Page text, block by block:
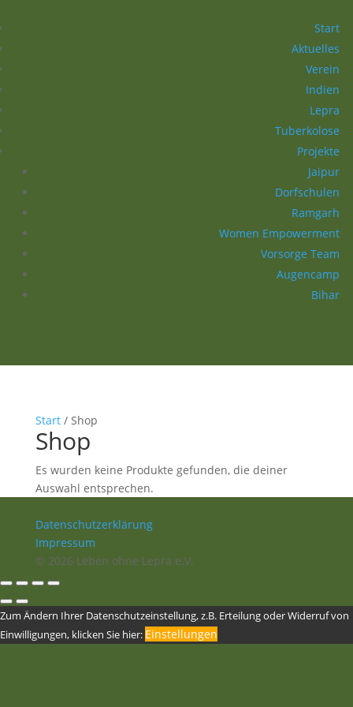
Start
Aktuelles
Verein
Indien
Lepra
Tuberkolose
Projekte
Jaipur
Dorfschulen
Ramgarh
Women Empowerment
Vorsorge Team
Augencamp
Bihar
Start/ Shop
Shop
Es wurden keine Produkte gefunden, die deiner
Auswahl entsprechen.
Datenschutzerklärung
Impressum
© 2026 Leben ohne Lepra e.V.
Zum Ändern Ihrer Datenschutzeinstellung, z.B. Erteilung oder Widerruf von
Einwilligungen, klicken Sie hier: Einstellungen